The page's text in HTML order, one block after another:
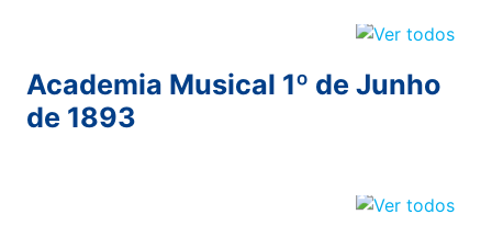
Academia Musical 1º de Junho
de 1893